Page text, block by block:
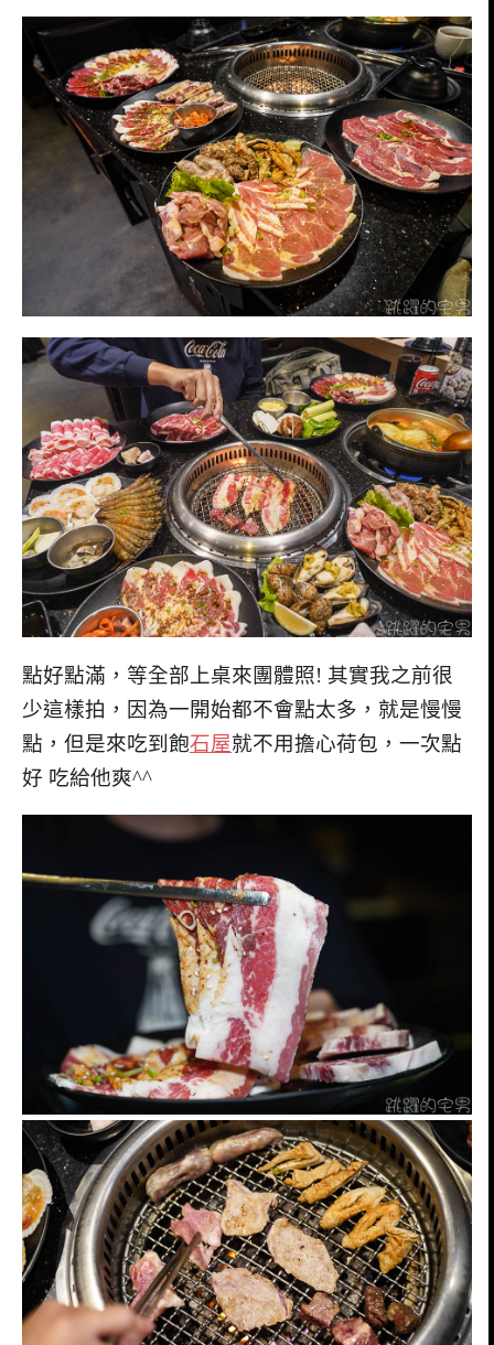
點好點滿，等全部上桌來團體照! 其實我之前很
少這樣拍，因為一開始都不會點太多，就是慢慢
點，但是來吃到飽石屋就不用擔心荷包，一次點
好 吃給他爽^^